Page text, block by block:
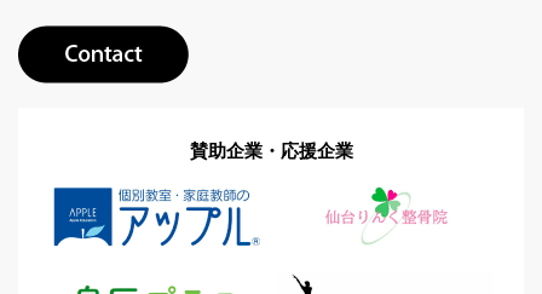
賛助企業・応援企業